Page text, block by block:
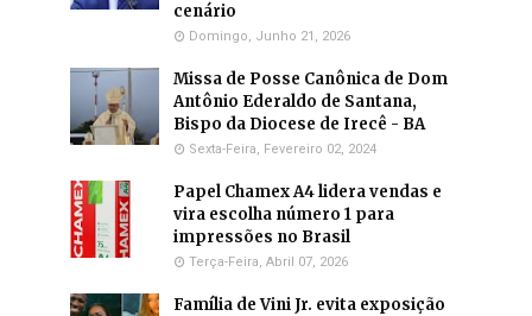
cenário
Domingo, Junho 21, 2026
Missa de Posse Canônica de Dom
Antônio Ederaldo de Santana,
Bispo da Diocese de Irecê - BA
Sexta-Feira, Fevereiro 02, 2024
Papel Chamex A4 lidera vendas e
vira escolha número 1 para
impressões no Brasil
Terça-Feira, Abril 07, 2026
Família de Vini Jr. evita exposição